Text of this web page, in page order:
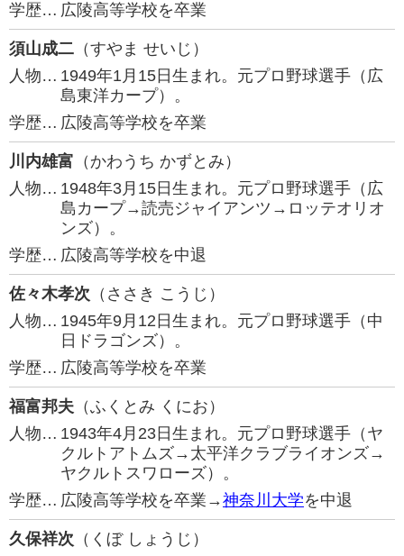
学歴… 広陵高等学校を卒業
須山成二 （すやま せいじ）
人物… 1949年1月15日生まれ。元プロ野球選手（広
島東洋カープ）。
学歴… 広陵高等学校を卒業
川内雄富 （かわうち かずとみ）
人物… 1948年3月15日生まれ。元プロ野球選手（広
島カープ→読売ジャイアンツ→ロッテオリオ
ンズ）。
学歴… 広陵高等学校を中退
佐々木孝次 （ささき こうじ）
人物… 1945年9月12日生まれ。元プロ野球選手（中
日ドラゴンズ）。
学歴… 広陵高等学校を卒業
福富邦夫 （ふくとみ くにお）
人物… 1943年4月23日生まれ。元プロ野球選手（ヤ
クルトアトムズ→太平洋クラブライオンズ→
ヤクルトスワローズ）。
学歴… 広陵高等学校を卒業→神奈川大学を中退
久保祥次 （くぼ しょうじ）